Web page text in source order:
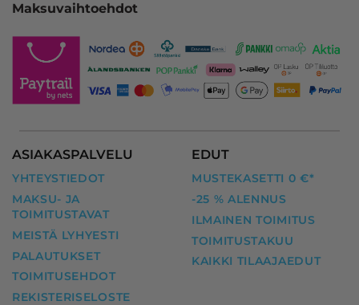
Maksuvaihtoehdot
ASIAKASPALVELU
YHTEYSTIEDOT
MAKSU- JA
TOIMITUSTAVAT
MEISTÄ LYHYESTI
PALAUTUKSET
TOIMITUSEHDOT
REKISTERISELOSTE
EDUT
MUSTEKASETTI 0 €*
-25 % ALENNUS
ILMAINEN TOIMITUS
TOIMITUSTAKUU
KAIKKI TILAAJAEDUT